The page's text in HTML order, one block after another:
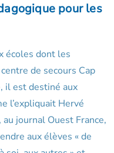
pour les
écoles dont les
de secours Cap
il est destiné aux
l’expliquait Hervé
journal Ouest France,
aux élèves « de